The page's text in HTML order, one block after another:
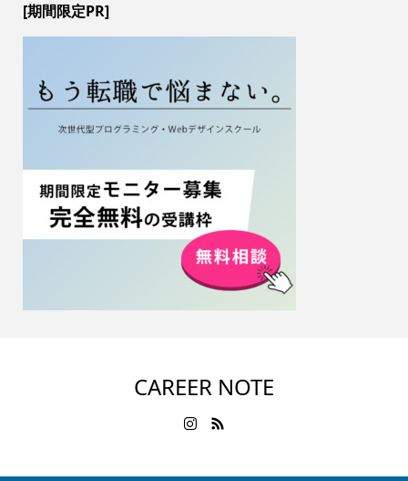
[期間限定PR]
CAREER NOTE